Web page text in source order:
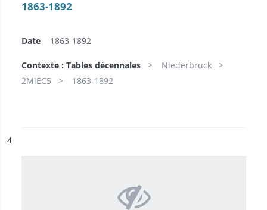
1863-1892
Date 1863-1892
Contexte : Tables décennales
Niederbruck
2MiEC5
1863-1892
n°
4